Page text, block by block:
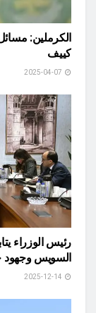
الكرملين:
كييف
رئيس الوزراء
السويس وجهود